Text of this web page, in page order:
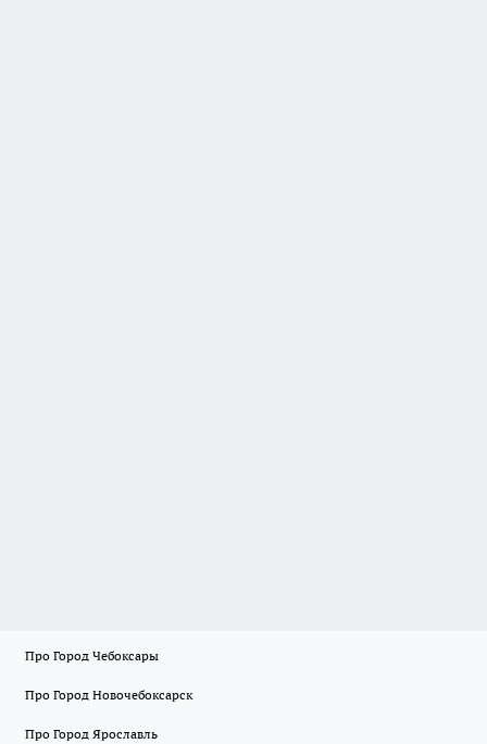
Про Город Чебоксары
Про Город Новочебоксарск
Про Город Ярославль